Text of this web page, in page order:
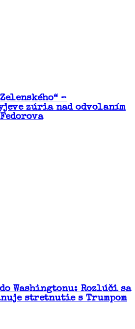
–
zúria nad odvolaním
Washingtonu: Rozlúči sa
stretnutie s Trumpom